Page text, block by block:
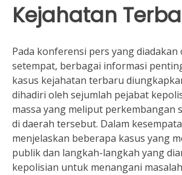
Kejahatan
Pada konferensi pers yang diadakan
setempat, berbagai informasi
kasus kejahatan terbaru
dihadiri oleh sejumlah pejabat
massa yang meliput perkembangan
di daerah tersebut. Dalam
menjelaskan beberapa kasus yang
publik dan langkah-langkah yang
kepolisian untuk menangani